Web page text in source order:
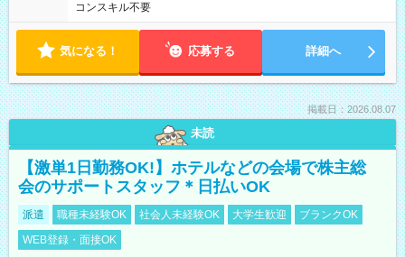
コンスキル不要
気になる！ 応募する 詳細へ
掲載日：2026.08.07
未読
【激単1日勤務OK!】ホテルなどの会場で株主総
会のサポートスタッフ＊日払いOK
派遣 職種未経験OK 社会人未経験OK 大学生歓迎
ブランクOK
WEB登録・面接OK